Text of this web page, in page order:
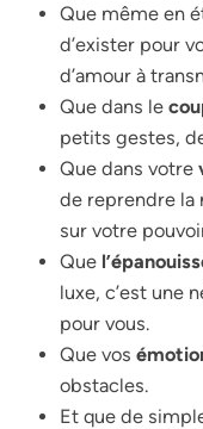
Que même en
d’exister pour
d’amour à
Que dans le
petits gestes,
Que dans votre
de reprendre la
sur votre
Que
luxe, c’est une
pour vous.
Que vos
obstacles.
Et que de